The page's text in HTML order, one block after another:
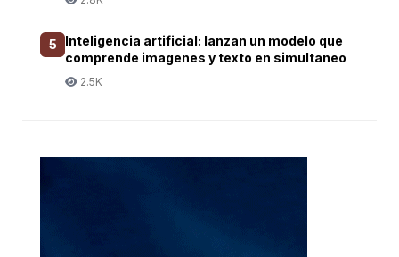
5
Inteligencia artificial: lanzan un modelo que
comprende imagenes y texto en simultaneo
2.5K